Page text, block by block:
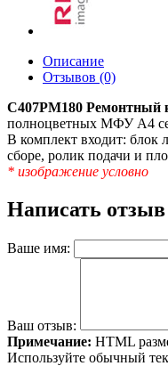
Описание
Отзывов (0)
C407PM180 Ремонтный
полноцветных МФУ A4
В комплект входит: блок
сборе, ролик подачи и
* изображение условно
Написать отзыв
Ваше имя:
Ваш отзыв:
Примечание: HTML
Используйте обычный